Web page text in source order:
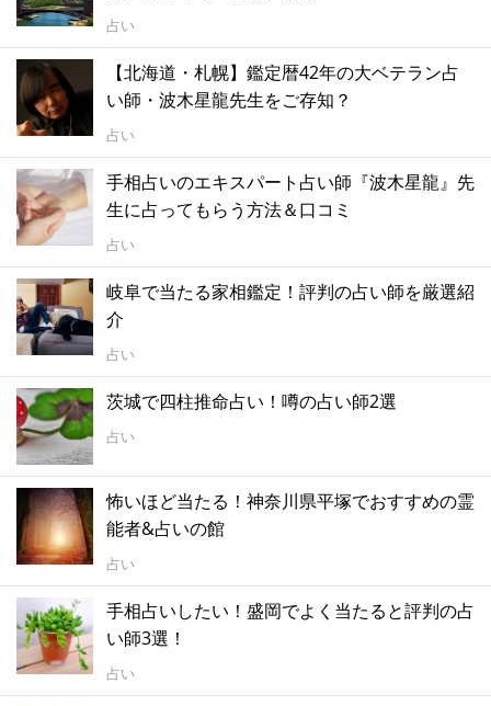
占い
【北海道・札幌】鑑定暦42年の大ベテラン占
い師・波木星龍先生をご存知？
占い
手相占いのエキスパート占い師『波木星龍』先
生に占ってもらう方法＆口コミ
占い
岐阜で当たる家相鑑定！評判の占い師を厳選紹
介
占い
茨城で四柱推命占い！噂の占い師2選
占い
怖いほど当たる！神奈川県平塚でおすすめの霊
能者&占いの館
占い
手相占いしたい！盛岡でよく当たると評判の占
い師3選！
占い